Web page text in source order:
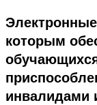
которым
инвалидами